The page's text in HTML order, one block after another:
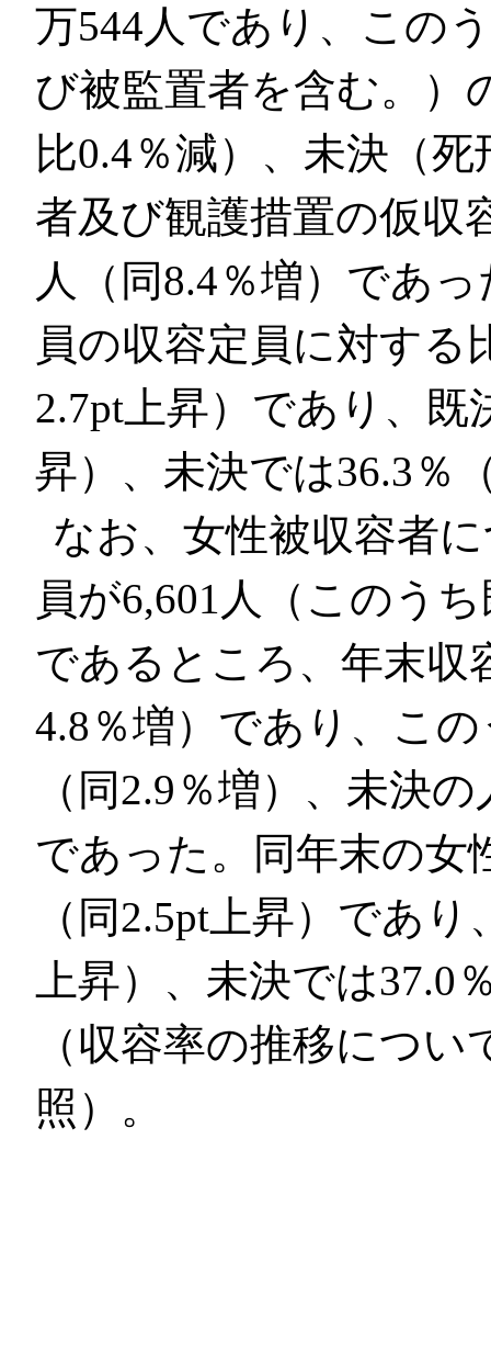
万544人であり、この
び被監置者を含む。）
比0.4％減）、未決（
者及び観護措置の仮収
人（同8.4％増）であ
員の収容定員に対する
2.7pt上昇）であり、既
昇）、未決では36.3％
なお、女性被収容者
員が6,601人（このう
であるところ、年末収
4.8％増）であり、こ
（同2.9％増）、未決
であった。同年末の女
（同2.5pt上昇）であ
上昇）、未決では37.0
（収容率の推移につい
照）。